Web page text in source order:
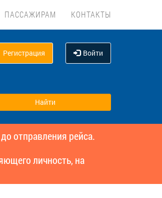
ПАССАЖИРАМ КОНТАКТЫ
Регистрация Войти
отправления рейса.
личность, на